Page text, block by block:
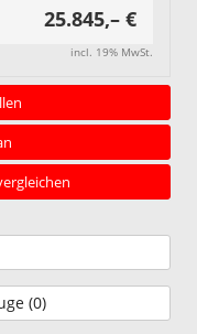
25.845,– €
incl. 19% MwSt.
(0)